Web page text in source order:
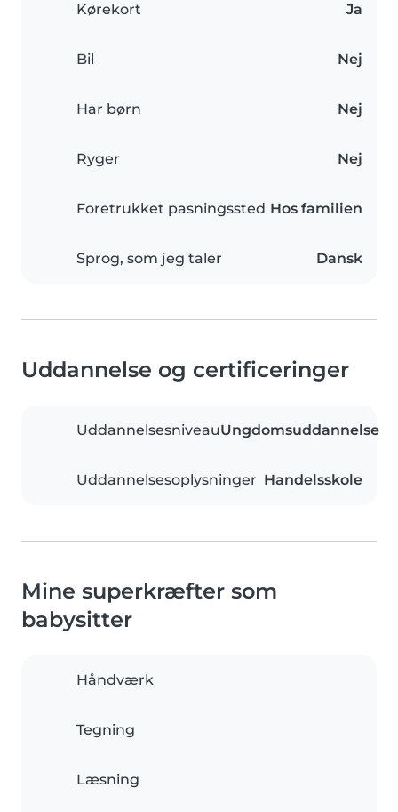
Kørekort Ja
Bil Nej
Har børn Nej
Ryger Nej
Foretrukket pasningssted Hos familien
Sprog, som jeg taler Dansk
Uddannelse og certificeringer
UddannelsesniveauUngdomsuddannelse
Uddannelsesoplysninger Handelsskole
Mine superkræfter som
babysitter
Håndværk
Tegning
Læsning